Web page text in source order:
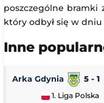
poszczególne bramki
który odbył się w dniu
Inne
Arka Gdynia 5 - 1
1. Liga Polska